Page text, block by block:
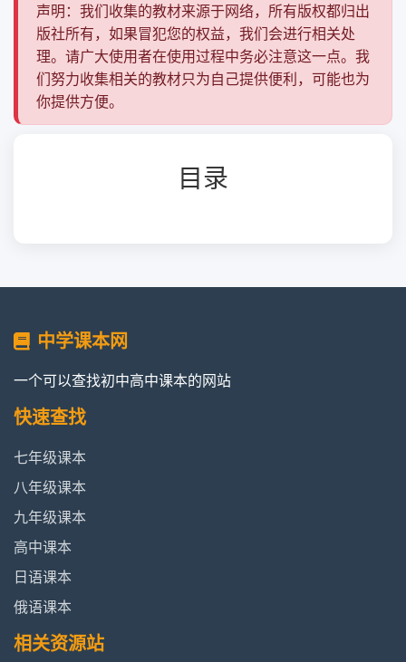
声明：我们收集的教材来源于网络，所有版权都归出
版社所有，如果冒犯您的权益，我们会进行相关处
理。请广大使用者在使用过程中务必注意这一点。我
们努力收集相关的教材只为自己提供便利，可能也为
你提供方便。
目录
中学课本网
一个可以查找初中高中课本的网站
快速查找
七年级课本
八年级课本
九年级课本
高中课本
日语课本
俄语课本
相关资源站